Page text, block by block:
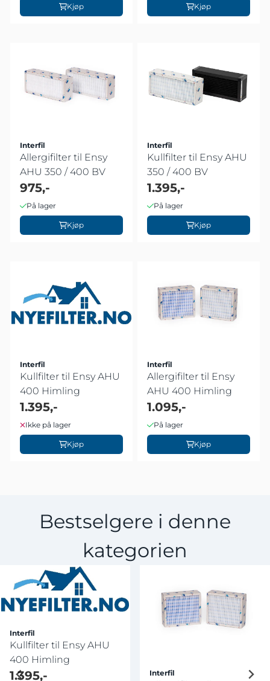
Kjøp Kjøp
Interfil
Allergifilter til Ensy
AHU 350 / 400 BV
975,-
På lager
Kjøp
Interfil
Kullfilter til Ensy AHU
350 / 400 BV
1.395,-
På lager
Kjøp
Interfil
Kullfilter til Ensy AHU
400 Himling
1.395,-
Ikke på lager
Kjøp
Interfil
Allergifilter til Ensy
AHU 400 Himling
1.095,-
På lager
Kjøp
Bestselgere i denne
kategorien
Interfil
Kullfilter til Ensy AHU
400 Himling
1.395,- Interfil